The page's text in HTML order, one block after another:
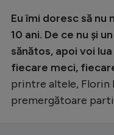
Eu îmi doresc să nu
10 ani. De ce nu și
sănătos, apoi voi
fiecare meci,
printre altele, Florin
premergătoare